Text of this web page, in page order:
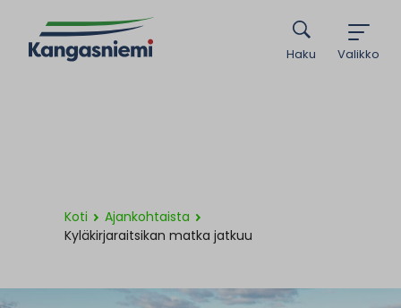
Valikko
Haku
Koti
Ajankohtaista
Kyläkirjaraitsikan matka jatkuu